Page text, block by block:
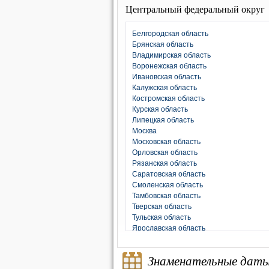
Центральный федеральный округ
Белгородская область
Брянская область
Владимирская область
Воронежская область
Ивановская область
Калужская область
Костромская область
Курская область
Липецкая область
Москва
Московская область
Орловская область
Рязанская область
Саратовская область
Смоленская область
Тамбовская область
Тверская область
Тульская область
Ярославская область
Знаменательные